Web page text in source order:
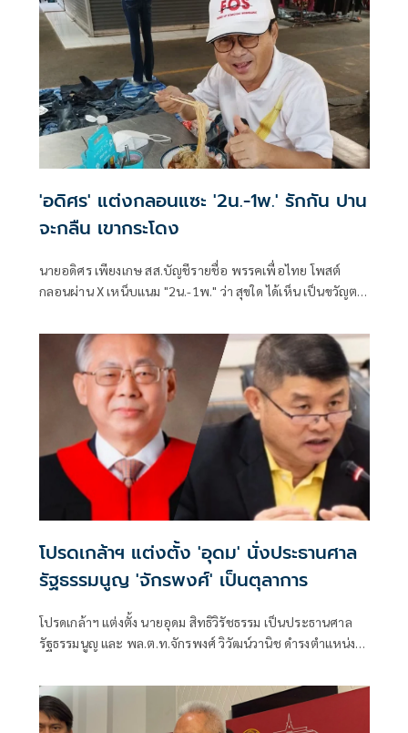
'อดิศร' แต่งกลอนแซะ '2น.-1พ.' รักกัน ปาน
จะกลืน เขากระโดง
นายอดิศร เพียงเกษ สส.บัญชีรายชื่อ พรรคเพื่อไทย โพสต์
กลอนผ่าน X เหน็บแนม "2น.-1พ." ว่า สุขใด ได้เห็น เป็นขวัญตา
โปรดเกล้าฯ แต่งตั้ง 'อุดม' นั่งประธานศาล
รัฐธรรมนูญ 'จักรพงศ์' เป็นตุลาการ
โปรดเกล้าฯ แต่งตั้ง นายอุดม สิทธิวิรัชธรรม เป็นประธานศาล
รัฐธรรมนูญ และ พล.ต.ท.จักรพงศ์ วิวัฒน์วานิช ดำรงตำแหน่ง
เป็นต้นไป